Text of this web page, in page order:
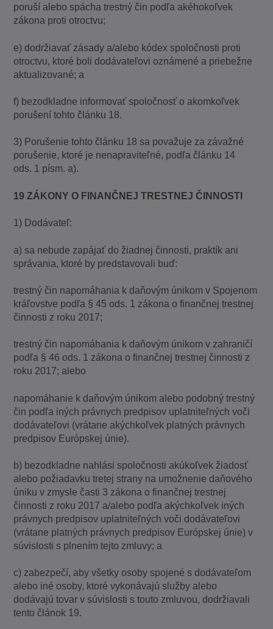
poruší alebo spácha trestný čin podľa akéhokoľvek
zákona proti otroctvu;
e) dodržiavať zásady a/alebo kódex spoločnosti proti
otroctvu, ktoré boli dodávateľovi oznámené a priebežne
aktualizované; a
f) bezodkladne informovať spoločnosť o akomkoľvek
porušení tohto článku 18.
3) Porušenie tohto článku 18 sa považuje za závažné
porušenie, ktoré je nenapraviteľné, podľa článku 14
ods. 1 písm. a).
19 ZÁKONY O FINANČNEJ TRESTNEJ ČINNOSTI
1) Dodávateľ:
a) sa nebude zapájať do žiadnej činnosti, praktík ani
správania, ktoré by predstavovali buď:
trestný čin napomáhania k daňovým únikom v Spojenom
kráľovstve podľa § 45 ods. 1 zákona o finančnej trestnej
činnosti z roku 2017;
trestný čin napomáhania k daňovým únikom v zahraničí
podľa § 46 ods. 1 zákona o finančnej trestnej činnosti z
roku 2017; alebo
napomáhanie k daňovým únikom alebo podobný trestný
čin podľa iných právnych predpisov uplatniteľných voči
dodávateľovi (vrátane akýchkoľvek platných právnych
predpisov Európskej únie).
b) bezodkladne nahlási spoločnosti akúkoľvek žiadosť
alebo požiadavku tretej strany na umožnenie daňového
úniku v zmysle časti 3 zákona o finančnej trestnej
činnosti z roku 2017 a/alebo podľa akýchkoľvek iných
právnych predpisov uplatniteľných voči dodávateľovi
(vrátane platných právnych predpisov Európskej únie) v
súvislosti s plnením tejto zmluvy; a
c) zabezpečí, aby všetky osoby spojené s dodávateľom
alebo iné osoby, ktoré vykonávajú služby alebo
dodávajú tovar v súvislosti s touto zmluvou, dodržiavali
tento článok 19.